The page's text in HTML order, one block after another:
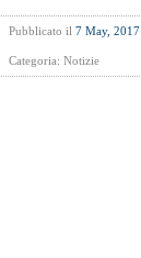
Pubblicato il 7 May, 2017
Categoria: Notizie